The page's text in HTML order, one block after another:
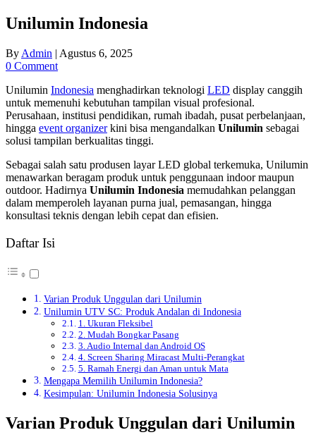
Unilumin Indonesia
By Admin | Agustus 6, 2025
0 Comment
Unilumin Indonesia menghadirkan teknologi LED display canggih
untuk memenuhi kebutuhan tampilan visual profesional.
Perusahaan, institusi pendidikan, rumah ibadah, pusat perbelanjaan,
hingga event organizerkini bisa mengandalkan Unilumin sebagai
solusi tampilan berkualitas tinggi.
Sebagai salah satu produsen layar LED global terkemuka, Unilumin
menawarkan beragam produk untuk penggunaan indoor maupun
outdoor. Hadirnya Unilumin Indonesia memudahkan pelanggan
dalam memperoleh layanan purna jual, pemasangan, hingga
konsultasi teknis dengan lebih cepat dan efisien.
Daftar Isi
Varian Produk Unggulan dari Unilumin
Unilumin UTV SC: Produk Andalan di Indonesia
1. Ukuran Fleksibel
2. Mudah Bongkar Pasang
3. Audio Internal dan Android OS
4. Screen Sharing Miracast Multi-Perangkat
5. Ramah Energi dan Aman untuk Mata
Mengapa Memilih Unilumin Indonesia?
Kesimpulan: Unilumin Indonesia Solusinya
Varian Produk Unggulan dari Unilumin